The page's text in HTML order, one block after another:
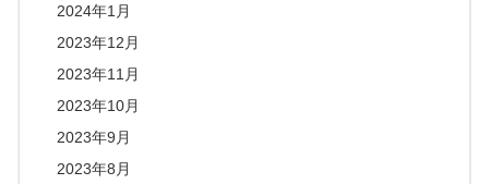
2024年1月
2023年12月
2023年11月
2023年10月
2023年9月
2023年8月